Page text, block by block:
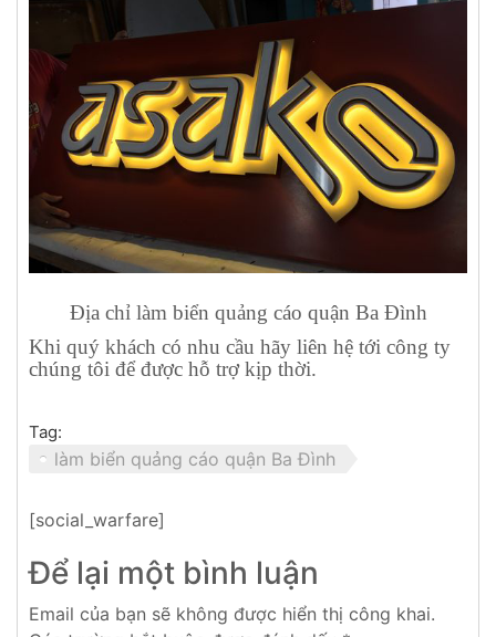
Địa chỉ làm biển quảng cáo quận Ba Đình
Khi quý khách có nhu cầu hãy liên hệ tới công ty
chúng tôi để được hỗ trợ kịp thời.
Tag:
làm biển quảng cáo quận Ba Đình
[social_warfare]
Để lại một bình luận
Email của bạn sẽ không được hiển thị công khai.